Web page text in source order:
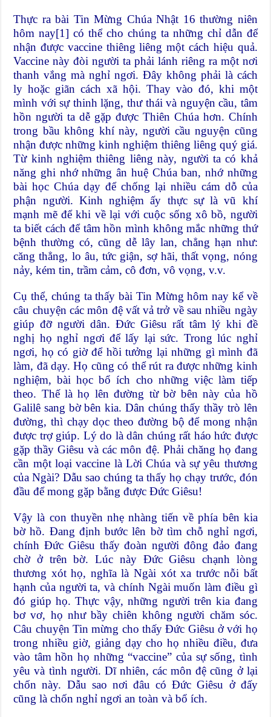
Thực ra bài Tin Mừng Chúa Nhật 16 thường niên
hôm nay[1] có thể cho chúng ta những chỉ dẫn để
nhận được vaccine thiêng liêng một cách hiệu quả.
Vaccine này đòi người ta phải lánh riêng ra một nơi
thanh vắng mà nghỉ ngơi. Đây không phải là cách
ly hoặc giãn cách xã hội. Thay vào đó, khi một
mình với sự thinh lặng, thư thái và nguyện cầu, tâm
hồn người ta dễ gặp được Thiên Chúa hơn. Chính
trong bầu không khí này, người cầu nguyện cũng
nhận được những kinh nghiệm thiêng liêng quý giá.
Từ kinh nghiệm thiêng liêng này, người ta có khả
năng ghi nhớ những ân huệ Chúa ban, nhớ những
bài học Chúa dạy để chống lại nhiều cám dỗ của
phận người. Kinh nghiệm ấy thực sự là vũ khí
mạnh mẽ để khi về lại với cuộc sống xô bồ, người
ta biết cách để tâm hồn mình không mắc những thứ
bệnh thường có, cũng dễ lây lan, chẳng hạn như:
căng thẳng, lo âu, tức giận, sợ hãi, thất vọng, nóng
nảy, kém tin, trầm cảm, cô đơn, vô vọng, v.v.
Cụ thể, chúng ta thấy bài Tin Mừng hôm nay kể về
câu chuyện các môn đệ vất vả trở về sau nhiều ngày
giúp đỡ người dân. Đức Giêsu rất tâm lý khi đề
nghị họ nghỉ ngơi để lấy lại sức. Trong lúc nghỉ
ngơi, họ có giờ để hồi tưởng lại những gì mình đã
làm, đã dạy. Họ cũng có thể rút ra được những kinh
nghiệm, bài học bổ ích cho những việc làm tiếp
theo. Thế là họ lên đường từ bờ bên này của hồ
Galilê sang bờ bên kia. Dân chúng thấy thầy trò lên
đường, thì chạy dọc theo đường bộ để mong nhận
được trợ giúp. Lý do là dân chúng rất háo hức được
gặp thầy Giêsu và các môn đệ. Phải chăng họ đang
cần một loại vaccine là Lời Chúa và sự yêu thương
của Ngài? Dẫu sao chúng ta thấy họ chạy trước, đón
đầu để mong gặp bằng được Đức Giêsu!
Vậy là con thuyền nhẹ nhàng tiến về phía bên kia
bờ hồ. Đang định bước lên bờ tìm chỗ nghỉ ngơi,
chính Đức Giêsu thấy đoàn người đông đảo đang
chờ ở trên bờ. Lúc này Đức Giêsu chạnh lòng
thương xót họ, nghĩa là Ngài xót xa trước nỗi bất
hạnh của người ta, và chính Ngài muốn làm điều gì
đó giúp họ. Thực vậy, những người trên kia đang
bơ vơ, họ như bầy chiên không người chăm sóc.
Câu chuyện Tin mừng cho thấy Đức Giêsu ở với họ
trong nhiều giờ, giảng dạy cho họ nhiều điều, đưa
vào tâm hồn họ những “vaccine” của sự sống, tình
yêu và tình người. Dĩ nhiên, các môn đệ cũng ở lại
chốn này. Dẫu sao nơi đâu có Đức Giêsu ở đấy
cũng là chốn nghỉ ngơi an toàn và bổ ích.